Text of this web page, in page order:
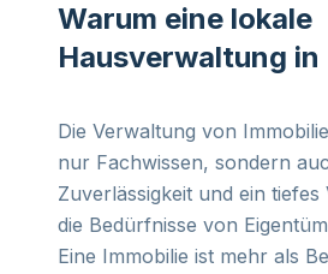
Warum eine lokale
Hausverwaltung
Die Verwaltung von
nur Fachwissen, sondern
Zuverlässigkeit und ein
die Bedürfnisse von
Eine Immobilie ist mehr als